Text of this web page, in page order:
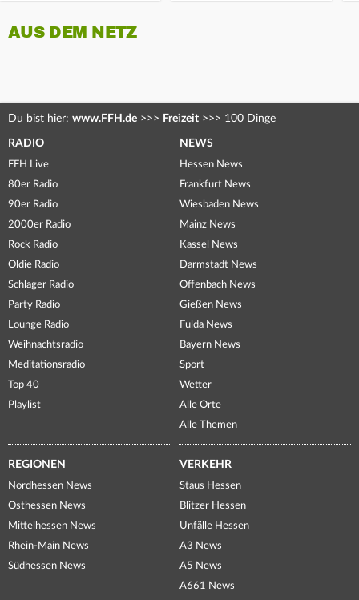
AUS DEM NETZ
Du bist hier: www.FFH.de >>> Freizeit >>> 100 Dinge
RADIO
FFH Live
80er Radio
90er Radio
2000er Radio
Rock Radio
Oldie Radio
Schlager Radio
Party Radio
Lounge Radio
Weihnachtsradio
Meditationsradio
Top 40
Playlist
NEWS
Hessen News
Frankfurt News
Wiesbaden News
Mainz News
Kassel News
Darmstadt News
Offenbach News
Gießen News
Fulda News
Bayern News
Sport
Wetter
Alle Orte
Alle Themen
REGIONEN
Nordhessen News
Osthessen News
Mittelhessen News
Rhein-Main News
Südhessen News
VERKEHR
Staus Hessen
Blitzer Hessen
Unfälle Hessen
A3 News
A5 News
A661 News